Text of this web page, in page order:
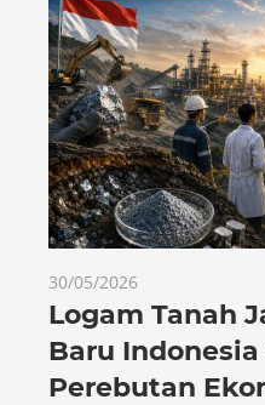
30/05/2026
Logam Tanah
Baru
Perebutan